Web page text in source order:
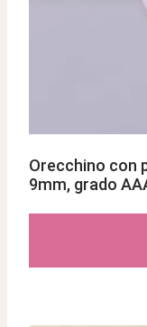
Orecchino con
9mm, grado